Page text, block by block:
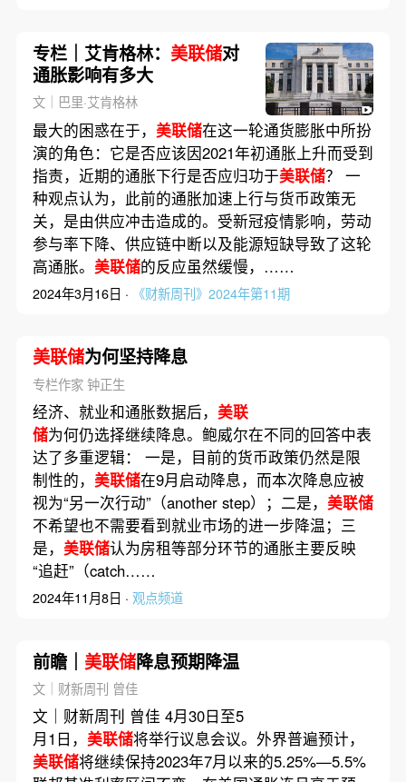
专栏｜艾肯格林： 美联储对
通胀影响有多大
文｜巴里·艾肯格林
最大的困惑在于， 美联储在这一轮通货膨胀中所扮
演的角色：它是否应该因2021年初通胀上升而受到
指责，近期的通胀下行是否应归功于美联储？ 一
种观点认为，此前的通胀加速上行与货币政策无
关，是由供应冲击造成的。受新冠疫情影响，劳动
参与率下降、供应链中断以及能源短缺导致了这轮
高通胀。 美联储的反应虽然缓慢，……
2024年3月16日 · 《财新周刊》2024年第11期
美联储为何坚持降息
专栏作家 钟正生
经济、就业和通胀数据后， 美联
储为何仍选择继续降息。鲍威尔在不同的回答中表
达了多重逻辑： 一是，目前的货币政策仍然是限
制性的， 美联储在9月启动降息，而本次降息应被
视为“另一次行动”（another step）；二是， 美联储
不希望也不需要看到就业市场的进一步降温；三
是， 美联储认为房租等部分环节的通胀主要反映
“追赶”（catch……
2024年11月8日 · 观点频道
前瞻｜ 美联储降息预期降温
文｜财新周刊 曾佳
文｜财新周刊 曾佳 4月30日至5
月1日， 美联储将举行议息会议。外界普遍预计，
美联储将继续保持2023年7月以来的5.25%—5.5%